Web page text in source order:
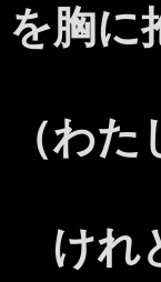
を胸に
（わ
けれ